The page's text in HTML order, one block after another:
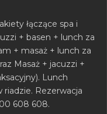
łączące spa i
+ basen + lunch za
+ masaż + lunch za
Masaż + jacuzzi +
Lunch
Rezerwacja
608 608.